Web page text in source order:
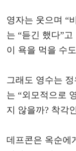
영자는 웃으며 “
는 “듣긴 했다”
이 욕을 먹을 수
그래도 영수는
는 “외모적으로
지 않을까? 착각
데프콘은 옥순에